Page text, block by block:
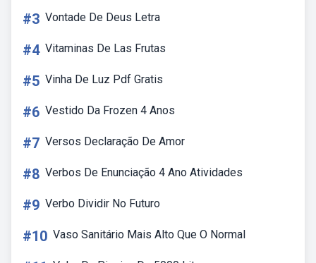
#3 Vontade De Deus Letra
#4 Vitaminas De Las Frutas
#5 Vinha De Luz Pdf Gratis
#6 Vestido Da Frozen 4 Anos
#7 Versos Declaração De Amor
#8 Verbos De Enunciação 4 Ano Atividades
#9 Verbo Dividir No Futuro
#10 Vaso Sanitário Mais Alto Que O Normal